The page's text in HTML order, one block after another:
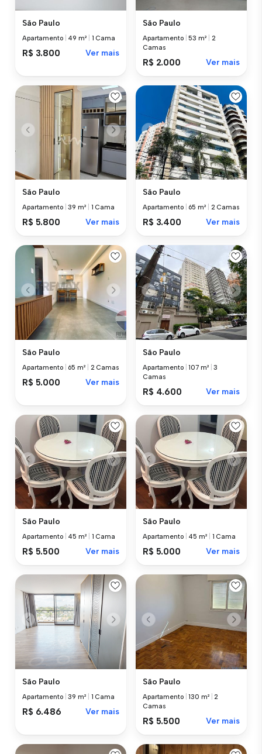
São Paulo
Apartamento 49 m² 1 Cama
R$ 3.800 Ver mais
São Paulo
Apartamento |53 m²
2
Camas
R$ 2.000 Ver mais
São Paulo
Apartamento |39 m² 1 Cama
R$ 5.800 Ver mais
São Paulo
Apartamento 65 m² 2 Camas
R$ 3.400 Ver mais
São Paulo
Apartamento 65 m² 2 Camas
R$ 5.000 Ver mais
São Paulo
Apartamento |107 m² |3
Camas
R$ 4.600 Ver mais
São Paulo
Apartamento 45 m² 1 Cama
R$ 5.500 Ver mais
São Paulo
Apartamento 45 m² 1 Cama
R$ 5.000 Ver mais
São Paulo
Apartamento |39 m² 1 Cama
R$ 6.486 Ver mais
São Paulo
Apartamento |130 m²
2
Camas
R$ 5.500 Ver mais